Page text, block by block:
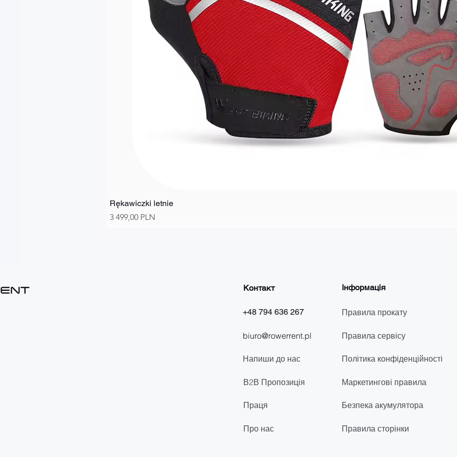
Rękawiczki letnie
Ціна
3 499,00 PLN
Контакт Інформація
+48 794 636 267 Правила прокату
biuro@rowerrent.pl
Напиши до нас
В2В Пропозиція
Праця
Про нас
Правила сервісу
Політика конфіденційності
Маркетингові правила
Безпека акумулятора
Правила сторінки